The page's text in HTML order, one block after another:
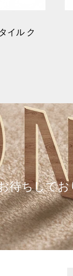
イル ク
待ちして